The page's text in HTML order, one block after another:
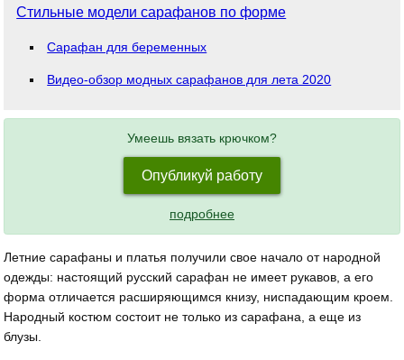
Стильные модели сарафанов по форме
Сарафан для беременных
Видео-обзор модных сарафанов для лета 2020
Умеешь вязать крючком?
Опубликуй работу
подробнее
Летние сарафаны и платья получили свое начало от народной
одежды: настоящий русский сарафан не имеет рукавов, а его
форма отличается расширяющимся книзу, ниспадающим кроем.
Народный костюм состоит не только из сарафана, а еще из
блузы.